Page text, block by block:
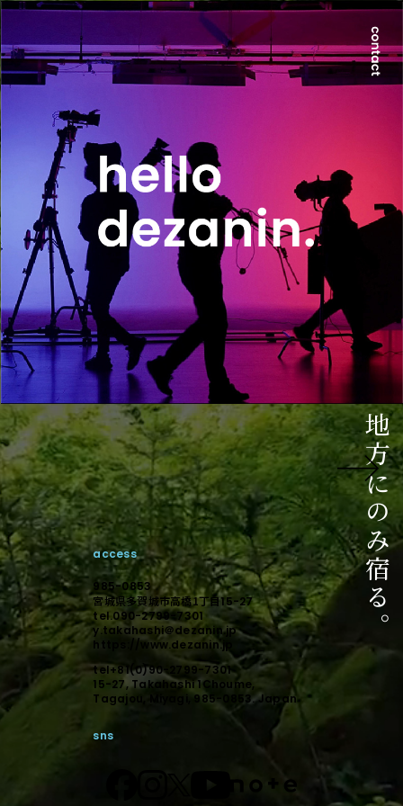
世界が求める本質は、地方にのみ宿る。
相談からのスタートでも構いません。
未来に向けて顕在化しましょう。
ご相談はこちら
デザインで顕在化する。
access
985-0853
宮城県多賀城市高橋1丁目15-27
tel.090-2799-7301
y.takahashi＠dezanin.jp
https://www.dezanin.jp
tel+81(0)90-2799-7301
15-27, Takahashi 1Choume,
Tagajou, Miyagi, 985-0853. Japan
sns